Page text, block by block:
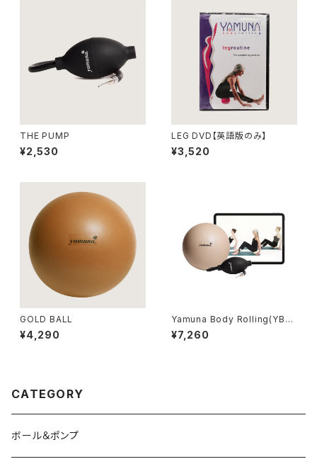
THE PUMP
¥2,530
LEG DVD【英語版のみ】
¥3,520
GOLD BALL
¥4,290
Yamuna Body Rolling(YBR)
TOTAL BODY ダウンロード
キット
¥7,260
CATEGORY
ボール＆ポンプ